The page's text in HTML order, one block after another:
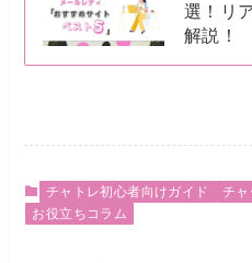
選！リ
解説！
チャトレ初心者向けガイド
チ
お役立ちコラム